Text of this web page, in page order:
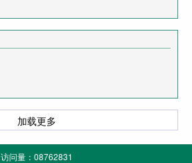
加载更多
访问量： 08762831